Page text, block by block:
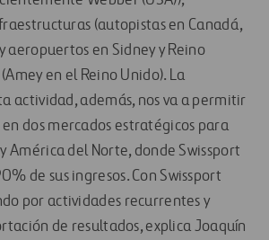
(autopistas en Canadá,
aeropuertos en Sidney y Reino
en el Reino Unido). La
actividad, además, nos va a permitir
dos mercados estratégicos para
América del Norte, donde Swissport
de sus ingresos. Con Swissport
por actividades recurrentes y
de resultados, explica Joaquín